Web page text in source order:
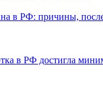
в РФ: причины,
в РФ достигла